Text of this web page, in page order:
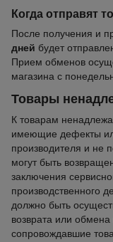
Когда отправят
После получения и
дней будет
Прием обменов
магазина с
Товары
К товарам
имеющие дефекты
производителя и не
могут быть
заключения
производственного
должно быть
возврата или
сопровождавшие